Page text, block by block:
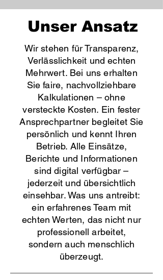
Unser Ansatz
Wir stehen für Transparenz,
Verlässlichkeit und echten
Mehrwert. Bei uns erhalten
Sie faire, nachvollziehbare
Kalkulationen – ohne
versteckte Kosten. Ein fester
Ansprechpartner begleitet Sie
persönlich und kennt Ihren
Betrieb. Alle Einsätze,
Berichte und Informationen
sind digital verfügbar –
jederzeit und übersichtlich
einsehbar. Was uns antreibt:
ein erfahrenes Team mit
echten Werten, das nicht nur
professionell arbeitet,
sondern auch menschlich
überzeugt.